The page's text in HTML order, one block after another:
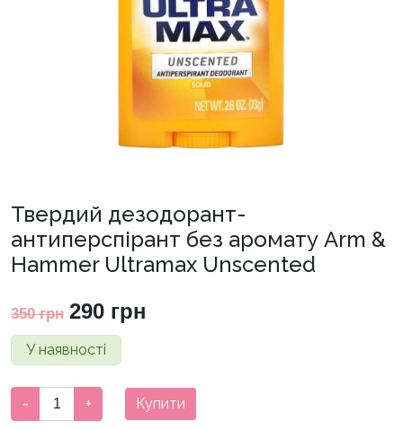
Твердий дезодорант-
антиперспірант без аромату Arm &
Hammer Ultramax Unscented
350грн Оригінальна
ціна:
290 грн
У наявності
Твердий
дезодорант-
- + Купити